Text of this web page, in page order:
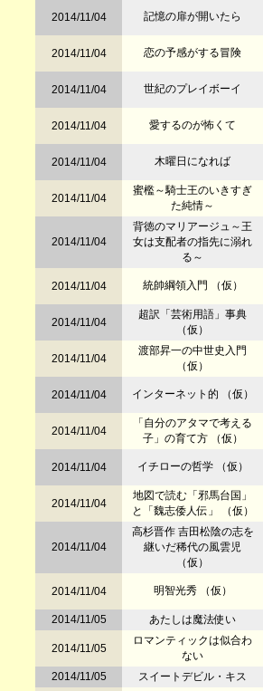
2014/11/04 記憶の扉が開いたら
2014/11/04 恋の予感がする冒険
2014/11/04 世紀のプレイボーイ
2014/11/04 愛するのが怖くて
2014/11/04 木曜日になれば
2014/11/04
蜜檻～騎士王のいきすぎ
た純情～
2014/11/04
背徳のマリアージュ～王
女は支配者の指先に溺れ
る～
2014/11/04 統帥綱領入門 （仮）
2014/11/04
超訳「芸術用語」事典
（仮）
2014/11/04
渡部昇一の中世史入門
（仮）
2014/11/04 インターネット的 （仮）
2014/11/04
「自分のアタマで考える
子」の育て方 （仮）
2014/11/04 イチローの哲学 （仮）
2014/11/04
地図で読む「邪馬台国」
と「魏志倭人伝」 （仮）
2014/11/04
高杉晋作 吉田松陰の志を
継いだ稀代の風雲児
（仮）
2014/11/04 明智光秀 （仮）
2014/11/05 あたしは魔法使い
2014/11/05
ロマンティックは似合わ
ない
2014/11/05
スイートデビル・キス